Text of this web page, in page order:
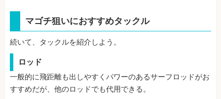
マゴチ狙いにおすすめタックル
続いて、タックルを紹介しよう。
ロッド
一般的に飛距離も出しやすくパワーのあるサーフロッドがお
すすめだが、他のロッドでも代用できる。